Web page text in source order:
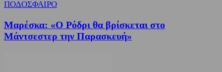
ΠΟΔΟΣΦΑΙΡΟ
Μαρέσκα: «Ο Ρόδρι θα βρίσκεται στο
Μάντσεστερ την Παρασκευή»